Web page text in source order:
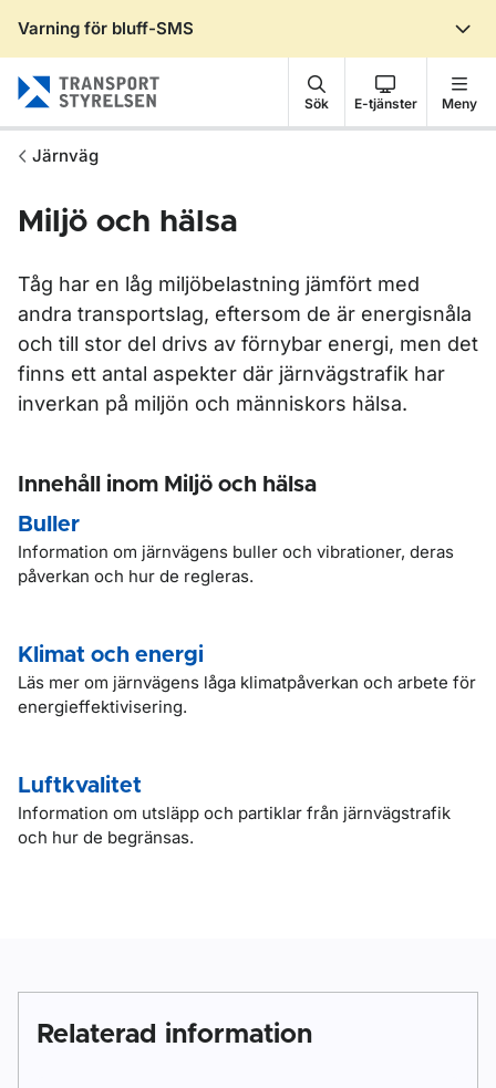
Varning för bluff-SMS
Sök E-tjänster Meny
Järnväg
Miljö och hälsa
Tåg har en låg miljöbelastning jämfört med
andra transportslag, eftersom de är energisnåla
och till stor del drivs av förnybar energi, men det
finns ett antal aspekter där järnvägstrafik har
inverkan på miljön och människors hälsa.
Innehåll inom Miljö och hälsa
Buller
Information om järnvägens buller och vibrationer, deras
påverkan och hur de regleras.
Klimat och energi
Läs mer om järnvägens låga klimatpåverkan och arbete för
energieffektivisering.
Luftkvalitet
Information om utsläpp och partiklar från järnvägstrafik
och hur de begränsas.
Relaterad information